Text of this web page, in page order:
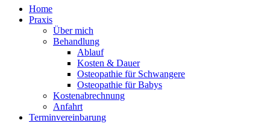
Praxis
Osteopathie
Zertifizierte
Osteopathin
Home
Praxis
Über mich
Behandlung
Ablauf
Kosten & Dauer
Osteopathie für Schwangere
Osteopathie für Babys
Kostenabrechnung
Anfahrt
Terminvereinbarung